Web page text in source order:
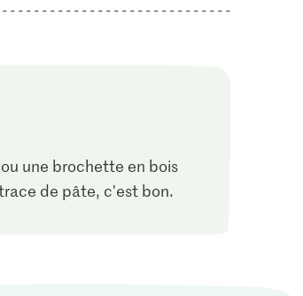
une brochette en bois
de pâte, c'est bon.